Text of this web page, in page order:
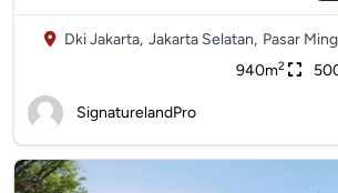
Dki Jakarta, Jakarta Selatan, Pasar
940m2
SignaturelandPro